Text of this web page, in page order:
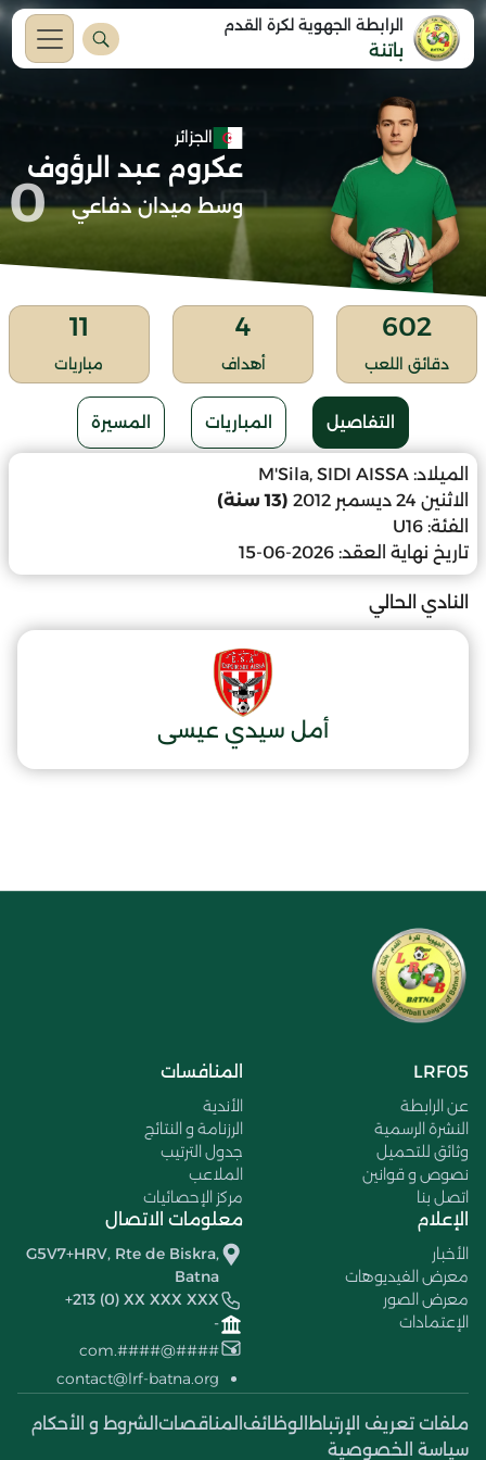
الرابطة الجهوية لكرة القدم
باتنة
الجزائر
عكروم عبد الرؤوف
وسط ميدان دفاعي 0
602
دقائق اللعب
4
أهداف
11
مباريات
التفاصيل المباريات المسيرة
الميلاد: M'Sila, SIDI AISSA
الاثنين 24 ديسمبر 2012
(13 سنة)
الفئة: U16
تاريخ نهاية العقد: 2026-06-15
النادي الحالي
أمل سيدي عيسى
LRF05
عن الرابطة
النشرة الرسمية
وثائق للتحميل
نصوص و قوانين
اتصل بنا
المنافسات
الأندية
الرزنامة و النتائج
جدول الترتيب
الملاعب
مركز الإحصائيات
الإعلام
الأخبار
معرض الفيديوهات
معرض الصور
الإعتمادات
معلومات الاتصال
G5V7+HRV, Rte de Biskra,
Batna
+213 (0) XX XXX XXX
-
####@####.com
contact@lrf-batna.org
ملفات تعريف الإرتباط الوظائف المناقصات الشروط و الأحكام
سياسة الخصوصية